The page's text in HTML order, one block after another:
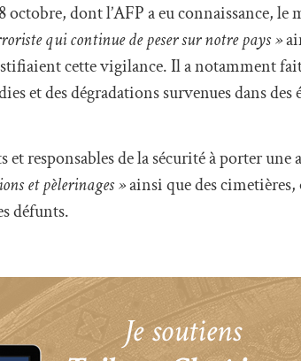
octobre, dont l’AFP a eu connaissance,
qui continue de peser sur notre pays »
cette vigilance. Il a notamment
et des dégradations survenues dans
et responsables de la sécurité à porter
et pèlerinages »ainsi que des
défunts.